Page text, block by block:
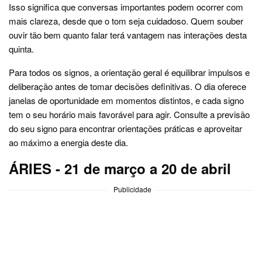
Isso significa que conversas importantes podem ocorrer com
mais clareza, desde que o tom seja cuidadoso. Quem souber
ouvir tão bem quanto falar terá vantagem nas interações desta
quinta.
Para todos os signos, a orientação geral é equilibrar impulsos e
deliberação antes de tomar decisões definitivas. O dia oferece
janelas de oportunidade em momentos distintos, e cada signo
tem o seu horário mais favorável para agir. Consulte a previsão
do seu signo para encontrar orientações práticas e aproveitar
ao máximo a energia deste dia.
ÁRIES - 21 de março a 20 de abril
Publicidade